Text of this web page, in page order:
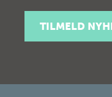
TILMELD